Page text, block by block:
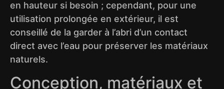
en hauteur si besoin ; cependant, pour une
utilisation prolongée en extérieur, il est
conseillé de la garder à l’abri d’un contact
direct avec l’eau pour préserver les matériaux
naturels.
Conception, matériaux et